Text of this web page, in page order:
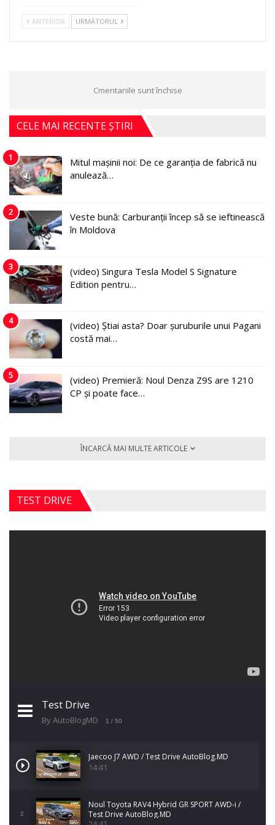
ANTERIOR URMĂTORUL
Cmentariile sunt închise
CELE MAI RECENTE ȘTIRI
1
Mitul mașinii noi: De ce garanția de fabrică nu
anulează…
2
Veste bună: Carburanții încep să se ieftinească
în Moldova
3
(video) Singura Tesla Model S Signature
Edition pentru…
4
(video) Știai asta? Doar șuruburile unui Pagani
costă mai…
5
(video) Premieră: Noul Denza Z9S are 1210
CP și poate face…
ÎNCARCĂ MAI MULTE ARTICOLE
TEST DRIVE
Test Drive
By AutoBlogMD 1 / 50
Jaecoo J7 AWD / Test Drive AutoBlog.MD
14:41
2
Noul Toyota RAV4 Hybrid GR SPORT AWD-i /
Test Drive AutoBlog.MD